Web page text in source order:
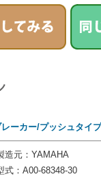
ーカー/プッシュタイプ
造元：YAMAHA
式：A00-68348-30